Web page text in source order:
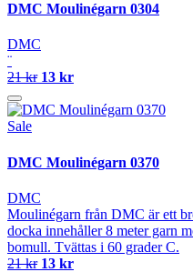
DMC Moulinégarn 0304
DMC
¨
21 kr 13 kr
Sale
DMC Moulinégarn 0370
DMC
Moulinégarn från DMC är ett
docka innehåller 8 meter garn
bomull. Tvättas i 60 grader C.
21 kr 13 kr